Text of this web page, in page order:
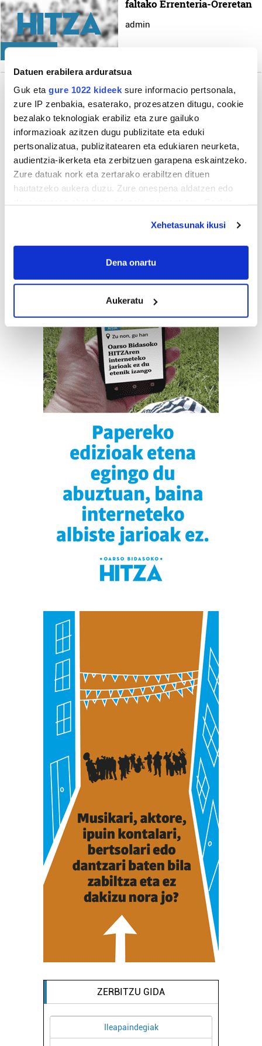
Datuen erabilera arduratsua
Guk eta gure 1022 kideek sure informacio pertsonala,
zure IP zenbakia, esaterako, prozesatzen ditugu, cookie
bezalako teknologiak erabiliz eta zure gailuko
informazioak azitzen dugu publizitate eta eduki
pertsonalizatua, publizitatearen eta edukiaren neurketa,
audientzia-ikerketa eta zerbitzuen garapena eskaintzeko.
Zure datuak nork eta zertarako erabiltzen dituen
hautatzeko aukera duzu. Zure onespena aldatzen edo
If you allow, we would also like to:
Collect information about your geographical
Identify your device by actively scanning it for
specific characteristics (fingerprinting)
Find out more about how your personal data is processed
and set your preferences in thedetails section.
Guk eta gure bazkideek zure datu pertsonalak
prozesatzen ditugu, zure IP zenbakia, besteak beste,
teknologia erabiliz, cookieak adibidez, iragarki eta eduki
neurtzeko, jendeari buruzko informazioa biltzeko eta
produktuak garatzeko. Zure datuak nork eta zertarako
erabiltzen dituen hauta dezakezu.
Bazkide batzuek ez dizute baimenik eskatzen, eta beren
interes komertzial legitimoetan babesten dira. Ikusi gure
bazkideen zerrenda, beren ustez zein helburutarako
duten interes legitimoa eta horren aurka nola egin
dezakezun ikusteko.
Lortu zure datu pertsonalak prozesatzeko moduari
zure baimena Cookieen adierazpenean.
Webgune honek cookie propioak eta hirugarrenen cookie-
fitxategiak erabiltzen ditu. Zure esperientzia eta
zerbitzuak hobetzeko asmoz, cookie teknologiaz
baliatzen gara. Ohar hau onartuz gero, teknologia hori
erabiltzeko baimen esplizitua ematen diguzu.Gehiago
Xehetasunak ikusi
Dena onartu
Aukeratu
OROKORRA
faltako Errenteria-Oreretan
admin
Gehiago
ZERBITZU GIDA
Ileapaindegiak